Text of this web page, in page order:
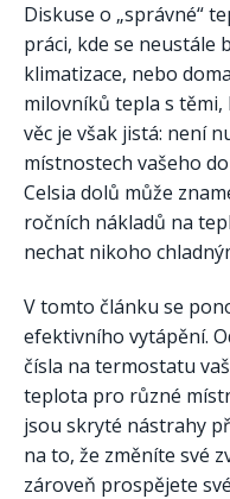
Diskuse o „správné“
práci, kde se neustále
klimatizace, nebo
milovníků tepla s těmi,
věc je však jistá: není
místnostech vašeho
Celsia dolů může
ročních nákladů na
nechat nikoho
V tomto článku se
efektivního vytápění.
čísla na termostatu
teplota pro různé
jsou skryté nástrahy
na to, že změníte své
zároveň prospějete